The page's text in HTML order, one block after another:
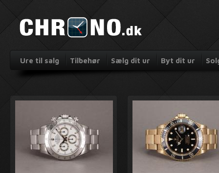
Ure til salg Tilbehør Sælg dit ur Byt dit ur